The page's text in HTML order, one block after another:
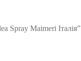
Spray Maimeri Італія”